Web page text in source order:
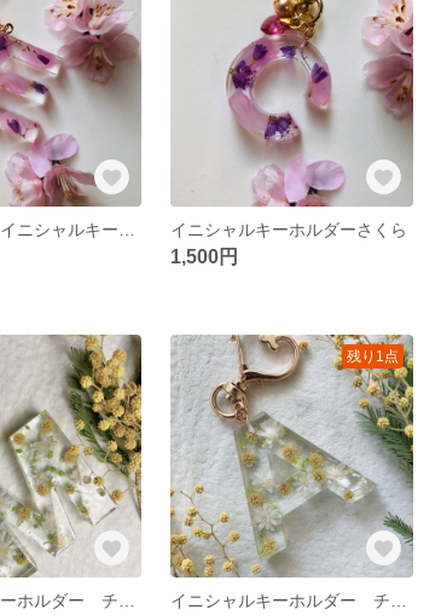
イニシャルキーホルダーさくら
1,500円
残り1点